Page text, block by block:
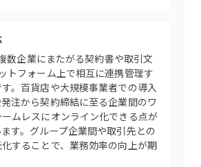
数企業にまたがる契約書や取引文
トフォーム上で相互に連携管理す
。百貨店や大規模事業者での導入
注から契約締結に至る企業間のワ
ムレスにオンライン化できる点が
す。グループ企業間や取引先との
することで、業務効率の向上が期